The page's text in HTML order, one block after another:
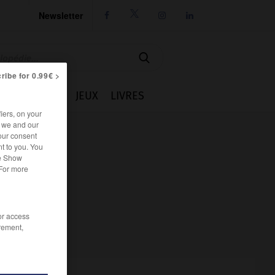
Newsletter

JEUX LIVRES
for 0.99€ >
on your
and our
consent
to you. You
Show
more
access